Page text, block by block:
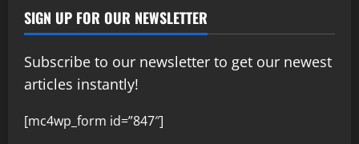
SIGN UP FOR OUR NEWSLETTER
Subscribe to our newsletter to get our newest
articles instantly!
[mc4wp_form id=”847″]